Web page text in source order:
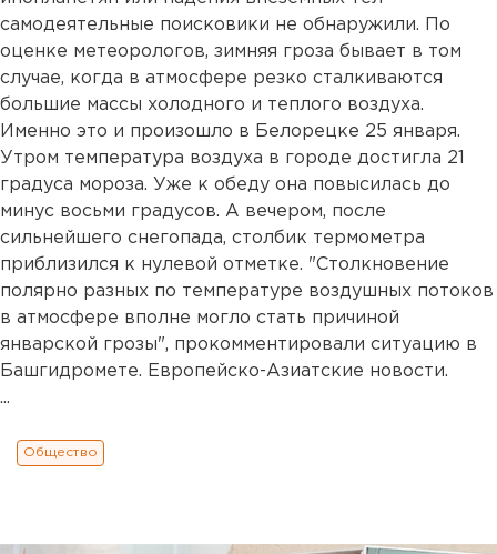
самодеятельные поисковики не обнаружили. По
оценке метеорологов, зимняя гроза бывает в том
случае, когда в атмосфере резко сталкиваются
большие массы холодного и теплого воздуха.
Именно это и произошло в Белорецке 25 января.
Утром температура воздуха в городе достигла 21
градуса мороза. Уже к обеду она повысилась до
минус восьми градусов. А вечером, после
сильнейшего снегопада, столбик термометра
приблизился к нулевой отметке. "Столкновение
полярно разных по температуре воздушных потоков
в атмосфере вполне могло стать причиной
январской грозы", прокомментировали ситуацию в
Башгидромете. Европейско-Азиатские новости.
...
Общество